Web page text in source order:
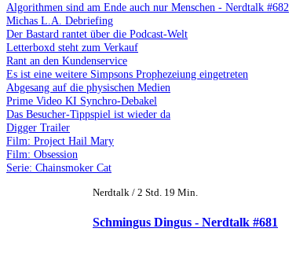
Algorithmen sind am Ende auch nur Menschen - Nerdtalk #682
Michas L.A. Debriefing
Der Bastard rantet über die Podcast-Welt
Letterboxd steht zum Verkauf
Rant an den Kundenservice
Es ist eine weitere Simpsons Prophezeiung eingetreten
Abgesang auf die physischen Medien
Prime Video KI Synchro-Debakel
Das Besucher-Tippspiel ist wieder da
Digger Trailer
Film: Project Hail Mary
Film: Obsession
Serie: Chainsmoker Cat
Nerdtalk / 2 Std. 19 Min.
Schmingus Dingus - Nerdtalk #681